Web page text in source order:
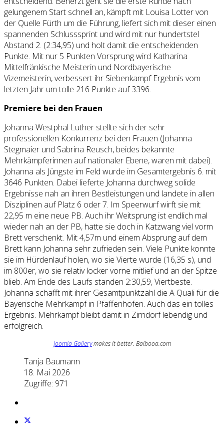
gelungenem Start schnell an, kämpft mit Louisa Lotter von
der Quelle Fürth um die Führung, liefert sich mit dieser einen
spannenden Schlusssprint und wird mit nur hundertstel
Abstand 2. (2:34,95) und holt damit die entscheidenden
Punkte. Mit nur 5 Punkten Vorsprung wird Katharina
Mittelfränkische Meisterin und Nordbayerische
Vizemeisterin, verbessert ihr Siebenkampf Ergebnis vom
letzten Jahr um tolle 216 Punkte auf 3396.
Premiere bei den Frauen
Johanna Westphal Luther stellte sich der sehr
professionellen Konkurrenz bei den Frauen (Johanna
Stegmaier und Sabrina Reusch, beides bekannte
Mehrkämpferinnen auf nationaler Ebene, waren mit dabei).
Johanna als Jüngste im Feld wurde im Gesamtergebnis 6. mit
3646 Punkten. Dabei lieferte Johanna durchweg solide
Ergebnisse nah an ihren Bestleistungen und landete in allen
Disziplinen auf Platz 6 oder 7. Im Speerwurf wirft sie mit
22,95 m eine neue PB. Auch ihr Weitsprung ist endlich mal
wieder nah an der PB, hatte sie doch in Katzwang viel vorm
Brett verschenkt. Mit 4,57m und einem Absprung auf dem
Brett kann Johanna sehr zufrieden sein. Viele Punkte konnte
sie im Hürdenlauf holen, wo sie Vierte wurde (16,35 s), und
im 800er, wo sie relativ locker vorne mitlief und an der Spitze
blieb. Am Ende des Laufs standen 2:30,59, Viertbeste.
Johanna schafft mit ihrer Gesamtpunktzahl die A Quali für die
Bayerische Mehrkampf in Pfaffenhofen. Auch das ein tolles
Ergebnis. Mehrkampf bleibt damit in Zirndorf lebendig und
erfolgreich.
Joomla Gallerymakes it better. Balbooa.com
Tanja Baumann
18. Mai 2026
Zugriffe: 971